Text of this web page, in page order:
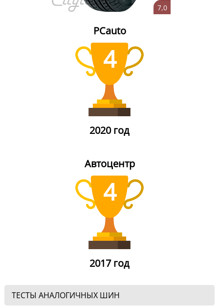
7,0
PCauto
4
2020 год
Автоцентр
4
2017 год
ТЕСТЫ АНАЛОГИЧНЫХ ШИН